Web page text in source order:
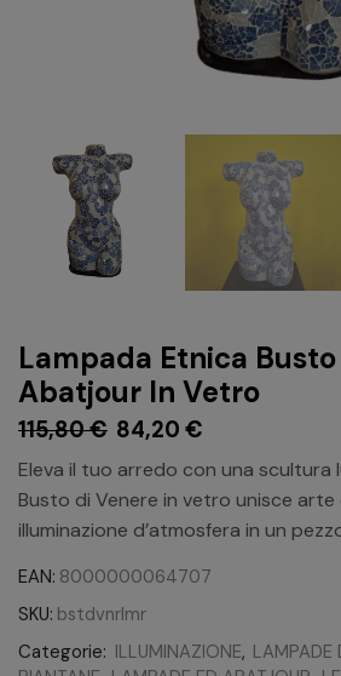
Lampada Etnica
Abatjour In Vetro
115,80€ 84,20 €
Eleva il tuo arredo con una scultura
Busto di Venere in vetro unisce arte
illuminazione d’atmosfera in un
EAN: 8000000064707
SKU: bstdvnrlmr
Categorie: ILLUMINAZIONE, LAMPADE